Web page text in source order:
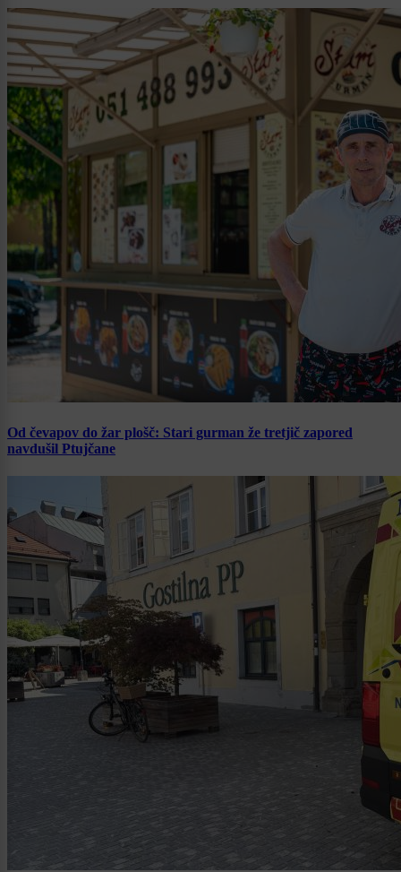
Od čevapov do žar plošč: Stari gurman že tretjič zapored
navdušil Ptujčane